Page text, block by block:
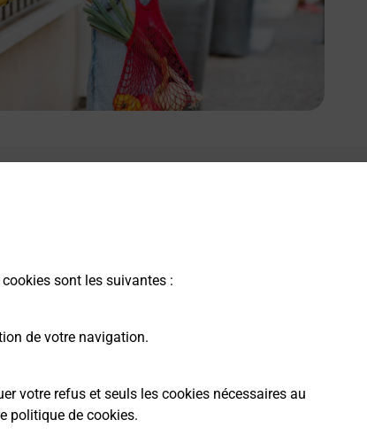
sont les suivantes :
de votre navigation.
votre refus et seuls les cookies nécessaires au
politique de cookies.